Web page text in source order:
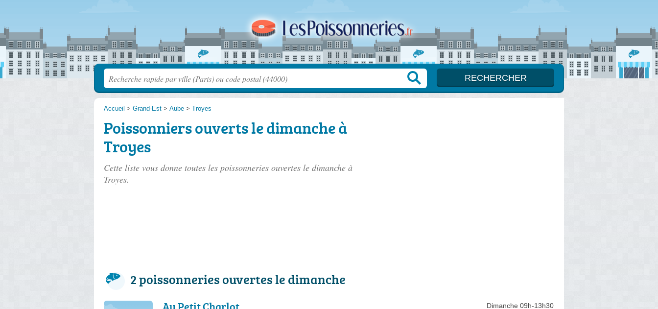
Accueil > Grand-Est > Aube > Troyes
Poissonniers ouverts le dimanche à
Troyes
Cette liste vous donne toutes les poissonneries ouvertes le dimanche à
Troyes.
2 poissonneries ouvertes le dimanche
Dimanche 09h-13h30